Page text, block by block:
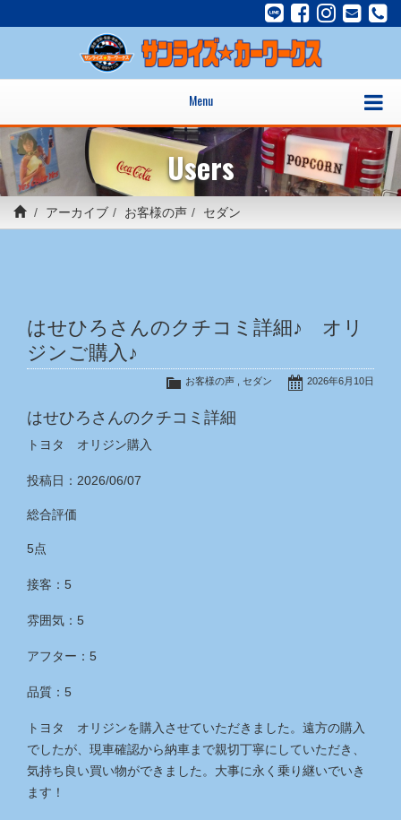
Menu
Users
アーカイブ お客様の声 セダン
はせひろさんのクチコミ詳細♪ オリ
ジンご購入♪
2026年6月10日
お客様の声 セダン
はせひろさんのクチコミ詳細
トヨタ オリジン購入
投稿日：2026/06/07
総合評価
5点
接客：5
雰囲気：5
アフター：5
品質：5
トヨタ オリジンを購入させていただきました。遠方の購入
でしたが、現車確認から納車まで親切丁寧にしていただき、
気持ち良い買い物ができました。大事に永く乗り継いでいき
ます！